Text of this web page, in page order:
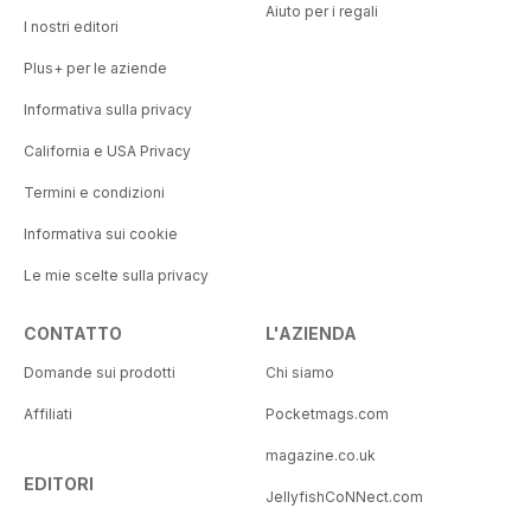
I nostri editori
Plus+ per le aziende
Informativa sulla privacy
California e USA Privacy
Termini e condizioni
Informativa sui cookie
Le mie scelte sulla privacy
Aiuto per i regali
CONTATTO
Domande sui prodotti
Affiliati
EDITORI
L'AZIENDA
Chi siamo
Pocketmags.com
magazine.co.uk
JellyfishCoNNect.com